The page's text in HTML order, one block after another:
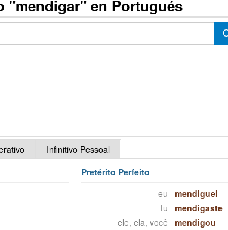
"mendigar" en Portugués
Infinitivo Pessoal
Pretérito Perfeito
eu
mendiguei
tu
mendigaste
ele, ela, você
mendigou